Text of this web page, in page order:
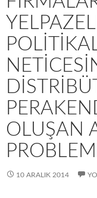
OLUŞAN
10 ARALIK 2014